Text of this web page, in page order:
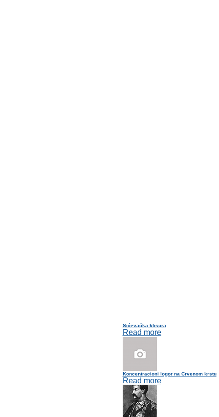
Sićevačka klisura
Read more
Koncentracioni logor na Crvenom krstu
Read more